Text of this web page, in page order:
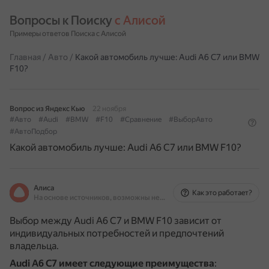
Вопросы к Поиску с Алисой
Примеры ответов Поиска с Алисой
Главная / Авто / Какой автомобиль лучше: Audi А6 С7 или BMW
F10?
Вопрос из Яндекс Кью
22 ноября
#Авто
#Audi #BMW #F10 #Сравнение
#ВыборАвто
#АвтоПодбор
Какой автомобиль лучше: Audi А6 С7 или BMW F10?
Алиса
На основе источников, возможны неточности
Как это работает?
Выбор между Audi A6 C7 и BMW F10 зависит от
индивидуальных потребностей и предпочтений
владельца.
Audi A6 C7 имеет следующие преимущества: